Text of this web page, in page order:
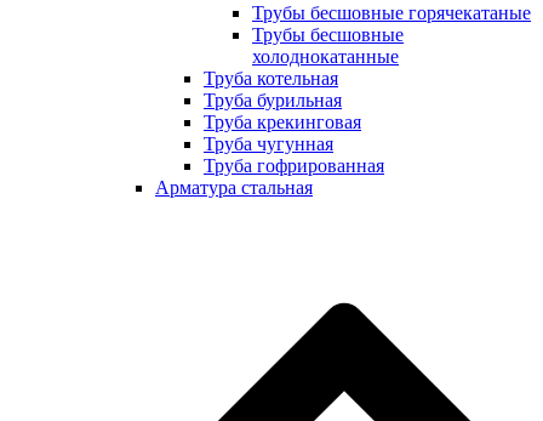
Трубы бесшовные горячекатаные
Трубы бесшовные
холоднокатанные
Труба котельная
Труба бурильная
Труба крекинговая
Труба чугунная
Труба гофрированная
Арматура стальная